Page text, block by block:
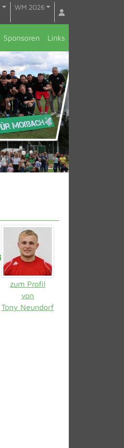
WM 2026
Sponsoren Links
zum Profil
von
Tony Neundorf